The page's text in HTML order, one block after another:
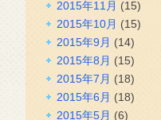
2015年11月 (15)
2015年10月 (15)
2015年9月 (14)
2015年8月 (15)
2015年7月 (18)
2015年6月 (18)
2015年5月 (6)